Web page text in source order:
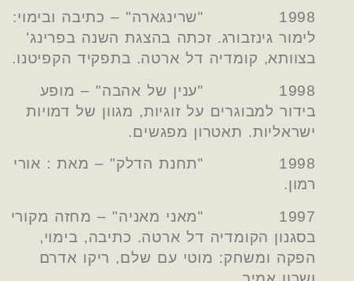
1998 "שרינגארה" – כתיבה ובימוי:
לימור גינזבורג. זכתה בהצגת השנה בפרינג'
בצוותא, קומדיה דל ארטה. בתפקיד הקפיטנו.
1998 "ענין של אהבה" – מופע
בידור למבוגרים על זוגיות, מגוון של דמויות
ישראליות. תאטרון מפגשים.
1998 "תחנת הדלק" – מאת : אורי
רמון.
1997 "מאני מאניה" – מחזה מקורי
בסגנון הקומדיה דל ארטה. כתיבה, בימוי,
הפקה ומשחק: מוטי עם שלם, ריקו אדרם